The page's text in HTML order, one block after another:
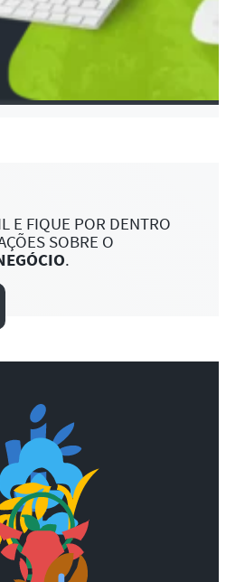
E FIQUE POR DENTRO
SOBRE O
.